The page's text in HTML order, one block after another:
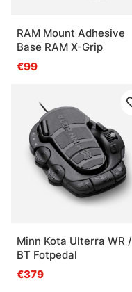
RAM Mount Adhesive
Base RAM X-Grip
€99
Minn Kota Ulterra WR /
BT Fotpedal
€379